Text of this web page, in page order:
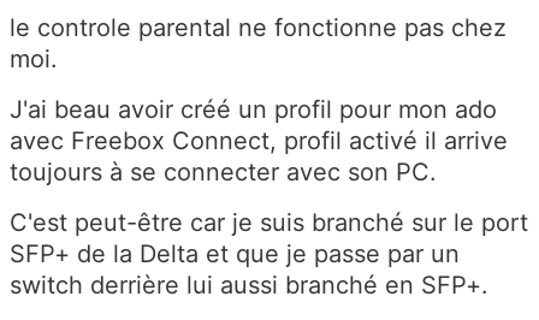
le controle parental ne fonctionne pas chez
moi.
J'ai beau avoir créé un profil pour mon ado
avec Freebox Connect, profil activé il arrive
toujours à se connecter avec son PC.
C'est peut-être car je suis branché sur le port
SFP+ de la Delta et que je passe par un
switch derrière lui aussi branché en SFP+.